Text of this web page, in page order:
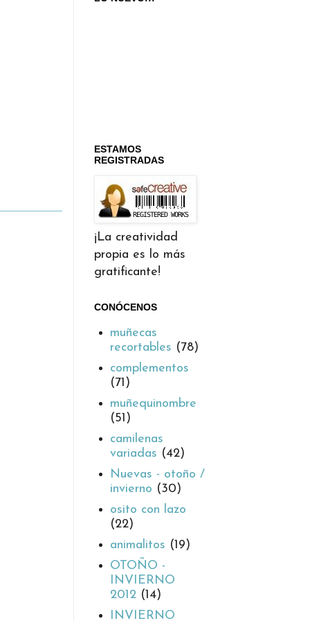
ESTAMOS
REGISTRADAS
¡La creatividad
propia es lo más
gratificante!
CONÓCENOS
muñecas
recortables (78)
complementos
(71)
muñequinombre
(51)
camilenas
variadas (42)
Nuevas - otoño /
invierno (30)
osito con lazo
(22)
animalitos (19)
OTOÑO -
INVIERNO
2012 (14)
INVIERNO